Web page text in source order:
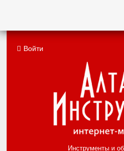
Инструменты и
Войти